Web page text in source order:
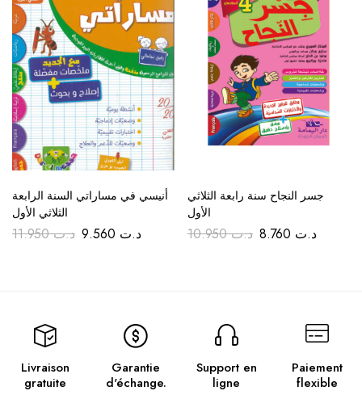
أنيسي في مساراتي السنة الرابعة
الثلاثي الأول
د.ت11.950 د.ت
جسر النجاح سنة رابعة الثلاثي
الأول
د.ت10.950 د.ت
Livraison
gratuite
Garantie
d'échange.
Support en
ligne
Paiement
flexible